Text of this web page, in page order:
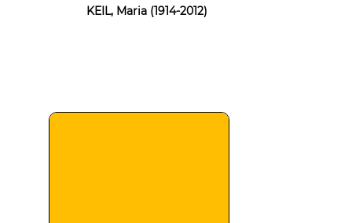
KEIL, Maria (1914-2012)